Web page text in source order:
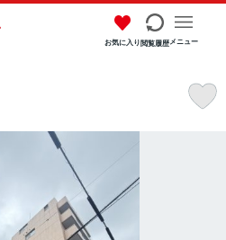
お気に入り閲覧履歴メニュー